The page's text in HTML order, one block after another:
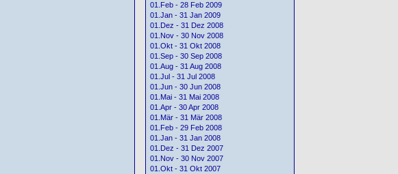
01.Feb - 28 Feb 2009
01.Jan - 31 Jan 2009
01.Dez - 31 Dez 2008
01.Nov - 30 Nov 2008
01.Okt - 31 Okt 2008
01.Sep - 30 Sep 2008
01.Aug - 31 Aug 2008
01.Jul - 31 Jul 2008
01.Jun - 30 Jun 2008
01.Mai - 31 Mai 2008
01.Apr - 30 Apr 2008
01.Mär - 31 Mär 2008
01.Feb - 29 Feb 2008
01.Jan - 31 Jan 2008
01.Dez - 31 Dez 2007
01.Nov - 30 Nov 2007
01.Okt - 31 Okt 2007